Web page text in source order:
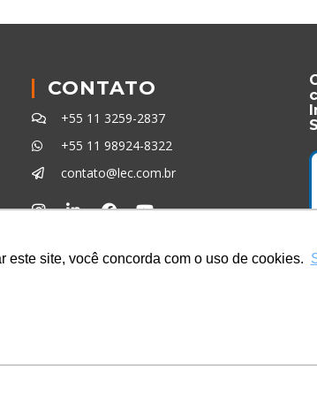
site, você concorda com o uso de cookies.
CONTATO
+55 11 3259-2837
+55 11 98924-8322
contato@lec.com.br